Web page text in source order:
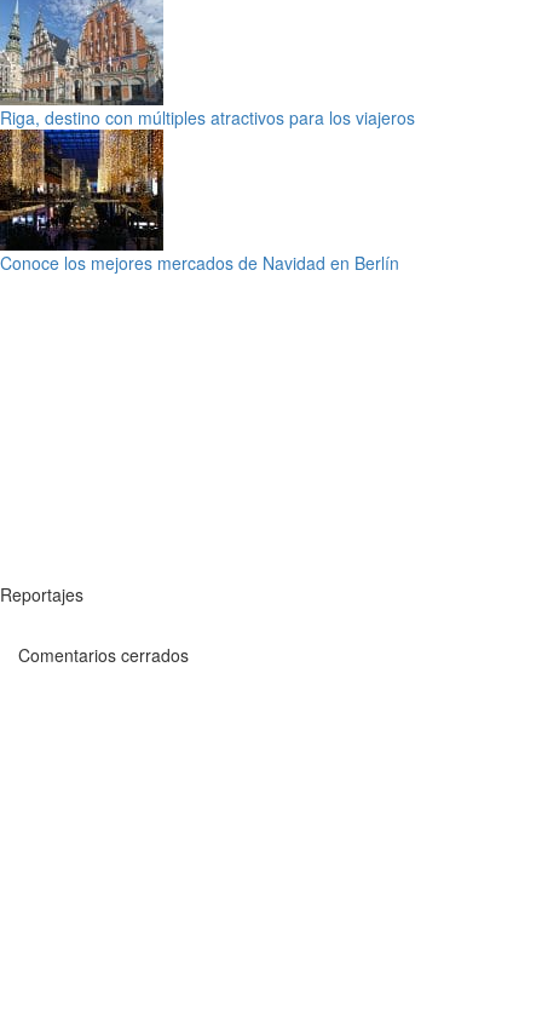
Riga, destino con múltiples atractivos para los viajeros
Conoce los mejores mercados de Navidad en Berlín
Reportajes
Comentarios cerrados